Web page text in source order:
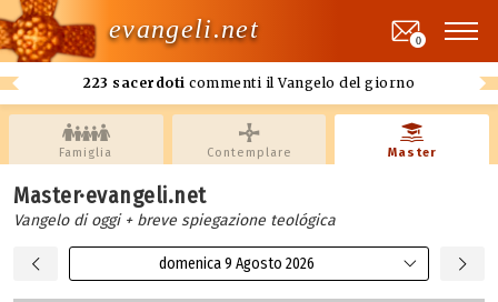
evangeli.net
223 sacerdoti commenti il Vangelo del giorno
0
Famiglia Contemplare Master
Master·evangeli.net
Vangelo di oggi + breve spiegazione teológica
domenica 9 Agosto 2026